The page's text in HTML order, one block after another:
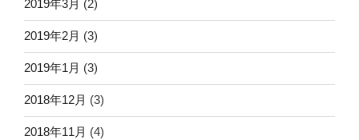
2019年3月 (2)
2019年2月 (3)
2019年1月 (3)
2018年12月 (3)
2018年11月 (4)